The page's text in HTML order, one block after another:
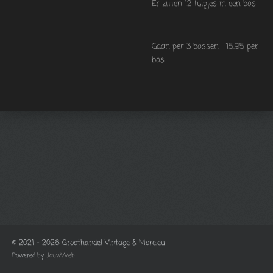
Er zitten 12 tulpjes in een bos
Gaan per 3 bossen 15.95 per
bos
© 2021 - 2026 Groothandel Vintage & More.eu
Powered by JouwWeb